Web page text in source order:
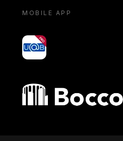
MOBILE APP
yoU@B
Bocconi shop